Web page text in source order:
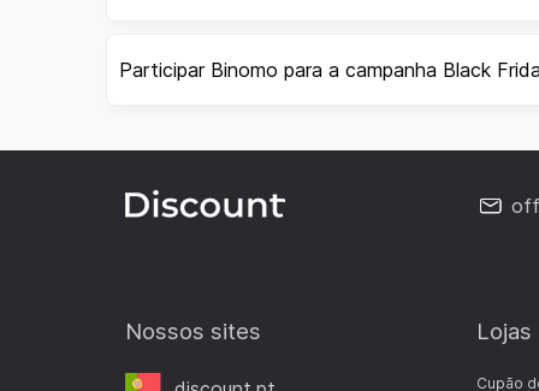
Participar Binomo para a campanha Black
Nossos sites
Cupão